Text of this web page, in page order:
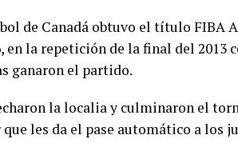
de Canadá obtuvo el título FIBA
en la repetición de la final del 2013
ganaron el partido.
la localia y culminaron el
les da el pase automático a los